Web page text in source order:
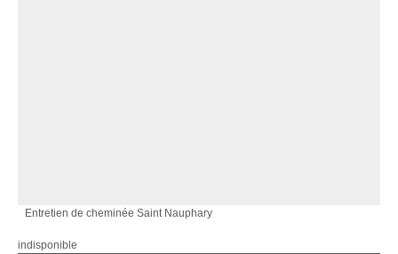
Entretien de cheminée Saint Nauphary
indisponible